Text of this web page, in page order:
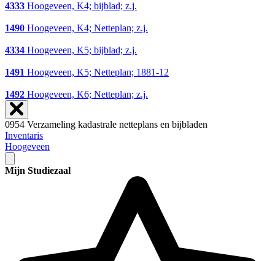
4333 Hoogeveen, K4; bijblad; z.j.
1490 Hoogeveen, K4; Netteplan; z.j.
4334 Hoogeveen, K5; bijblad; z.j.
1491 Hoogeveen, K5; Netteplan; 1881-12
1492 Hoogeveen, K6; Netteplan; z.j.
0954 Verzameling kadastrale netteplans en bijbladen
Inventaris
Hoogeveen
Mijn Studiezaal